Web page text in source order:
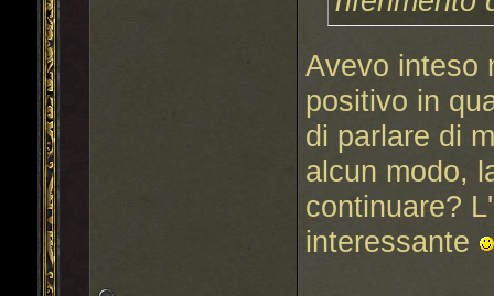
Avevo inteso
positivo in
di parlare di
alcun modo,
continuare?
interessante